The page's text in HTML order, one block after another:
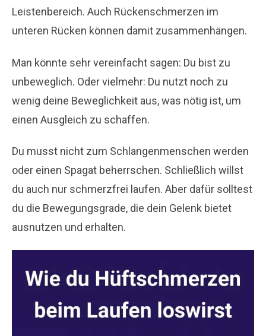
Leistenbereich. Auch Rückenschmerzen im
unteren Rücken können damit zusammenhängen.
Man könnte sehr vereinfacht sagen: Du bist zu
unbeweglich. Oder vielmehr: Du nutzt noch zu
wenig deine Beweglichkeit aus, was nötig ist, um
einen Ausgleich zu schaffen.
Du musst nicht zum Schlangenmenschen werden
oder einen Spagat beherrschen. Schließlich willst
du auch nur schmerzfrei laufen. Aber dafür solltest
du die Bewegungsgrade, die dein Gelenk bietet
ausnutzen und erhalten.